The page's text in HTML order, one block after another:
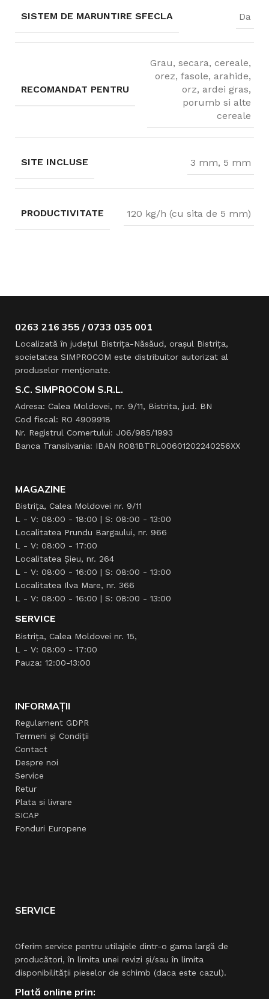
SISTEM DE MARUNTIRE SFECLA Da
RECOMANDAT PENTRU
Grau, secara, cereale,
orez, fasole, arahide,
orz, ardei gras,
porumb si alte
cereale
SITE INCLUSE 3 mm, 5 mm
PRODUCTIVITATE 120 kg/h (cu sita de 5 mm)
0263 216 355 / 0733 035 001
Localizată în judeţul Bistriţa-Năsăud, oraşul Bistriţa,
societatea SIMPROCOM este distribuitor autorizat al
produselor menţionate.
S.C. SIMPROCOM S.R.L.
Adresa: Calea Moldovei, nr. 9/11, Bistrita, jud. BN
Cod fiscal: RO 4909918
Nr. Registrul Comertului: J06/985/1993
Banca Transilvania: IBAN RO81BTRL00601202240256XX
MAGAZINE
Bistrița, Calea Moldovei nr. 9/11
L - V: 08:00 - 18:00 | S: 08:00 - 13:00
Localitatea Prundu Bargaului, nr. 966
L - V: 08:00 - 17:00
Localitatea Şieu, nr. 264
L - V: 08:00 - 16:00 | S: 08:00 - 13:00
Localitatea Ilva Mare, nr. 366
L - V: 08:00 - 16:00 | S: 08:00 - 13:00
SERVICE
Bistrița, Calea Moldovei nr. 15,
L - V: 08:00 - 17:00
Pauza: 12:00-13:00
INFORMAȚII
Regulament GDPR
Termeni și Condiții
Contact
Despre noi
Service
Retur
Plata si livrare
SICAP
Fonduri Europene
SERVICE
Oferim service pentru utilajele dintr-o gama largă de
producători, în limita unei revizi şi/sau în limita
disponibilităţii pieselor de schimb (daca este cazul).
Plată online prin: